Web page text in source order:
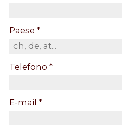
Paese *
Telefono *
E-mail *